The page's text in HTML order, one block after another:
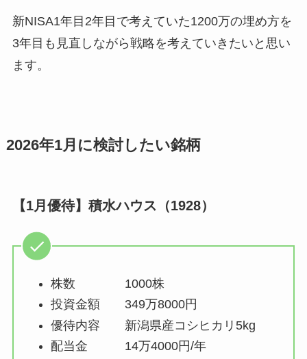
新NISA1年目2年目で考えていた1200万の埋め方を
3年目も見直しながら戦略を考えていきたいと思い
ます。
2026年1月に検討したい銘柄
【1月優待】積水ハウス（1928）
株数 1000株
投資金額 349万8000円
優待内容 新潟県産コシヒカリ5kg
配当金 14万4000円/年